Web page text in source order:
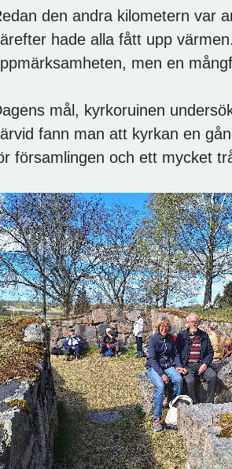
den andra kilometern var
hade alla fått upp
men en
mål, kyrkoruinen
fann man att kyrkan en
församlingen och ett mycket